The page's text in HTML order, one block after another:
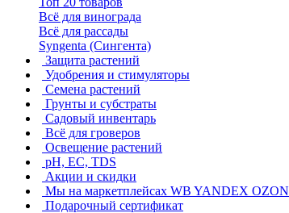
Всё для винограда
Всё для рассады
Syngenta (Сингента)
Защита растений
Удобрения и стимуляторы
Семена растений
Грунты и субстраты
Садовый инвентарь
Всё для гроверов
Освещение растений
pH, EC, TDS
Акции и скидки
Мы на маркетплейсах WB YANDEX OZON
Подарочный сертификат